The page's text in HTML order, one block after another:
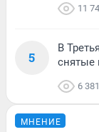
11
5
В
снятые
6 381
МНЕНИЕ